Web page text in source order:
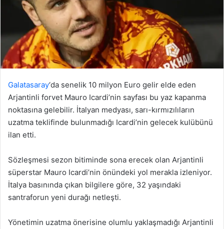
Galatasaray‘da senelik 10 milyon Euro gelir elde eden
Arjantinli forvet Mauro Icardi’nin sayfası bu yaz kapanma
noktasına gelebilir. İtalyan medyası, sarı-kırmızılıların
uzatma teklifinde bulunmadığı Icardi’nin gelecek kulübünü
ilan etti.
Sözleşmesi sezon bitiminde sona erecek olan Arjantinli
süperstar Mauro Icardi’nin önündeki yol merakla izleniyor.
İtalya basınında çıkan bilgilere göre, 32 yaşındaki
santraforun yeni durağı netleşti.
Yönetimin uzatma önerisine olumlu yaklaşmadığı Arjantinli